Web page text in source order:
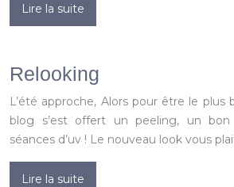
Lire la suite
Relooking
L’été approche, Alors pour être le plus
blog s’est offert un peeling, un
séances d’uv ! Le nouveau look vous
Lire la suite